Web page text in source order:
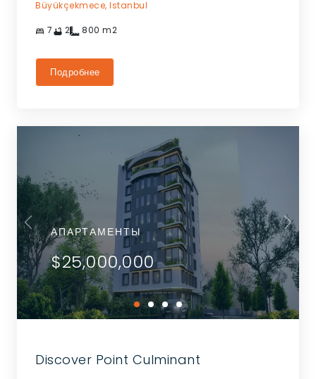
Büyükçekmece, Istanbul
7 2 800 m2
Подробнее
АПАРТАМЕНТЫ
$25,000,000
Discover Point Culminant